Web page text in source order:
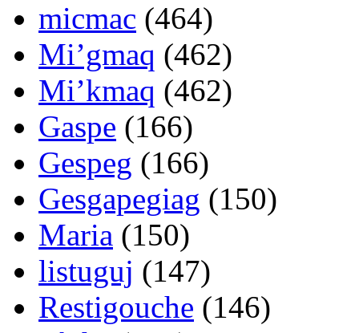
micmac (464)
Mi’gmaq (462)
Mi’kmaq (462)
Gaspe (166)
Gespeg (166)
Gesgapegiag (150)
Maria (150)
listuguj (147)
Restigouche (146)